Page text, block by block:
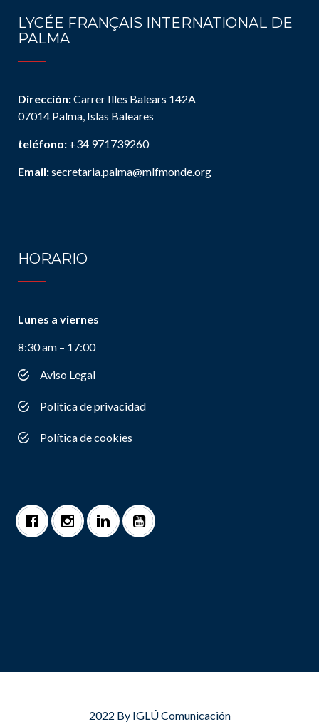
LYCÉE FRANÇAIS INTERNATIONAL DE
PALMA
Dirección:Carrer Illes Balears 142A
07014 Palma, Islas Baleares
teléfono: +34 971739260
Email:secretaria.palma@mlfmonde.org
HORARIO
Lunes a viernes
8:30 am – 17:00
Aviso Legal
Política de privacidad
Política de cookies
2022 By IGLÚ Comunicación